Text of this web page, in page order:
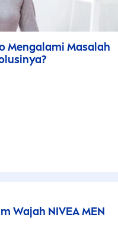
Mengalami Masalah
Wajah NIVEAMEN